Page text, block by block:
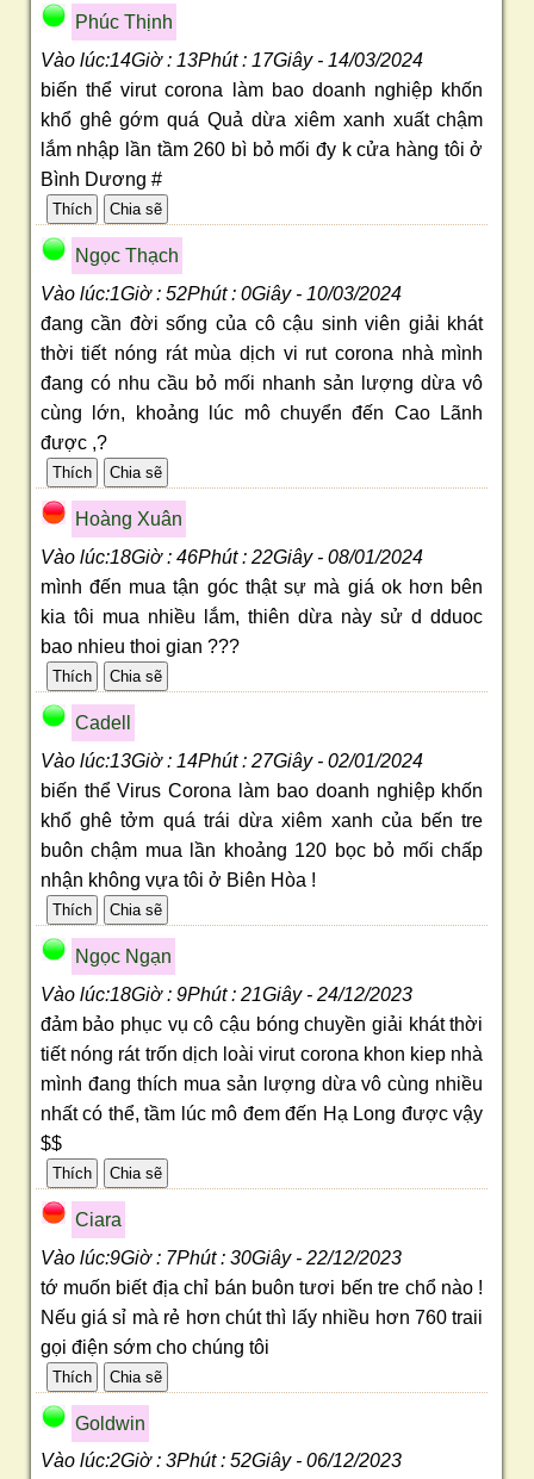
Phúc Thịnh
Vào lúc:14Giờ : 13Phút : 17Giây - 14/03/2024
biến thể virut corona làm bao doanh nghiệp khốn
khổ ghê gớm quá Quả dừa xiêm xanh xuất chậm
lắm nhập lần tầm 260 bì bỏ mối đy k cửa hàng tôi ở
Bình Dương #
Ngọc Thạch
Vào lúc:1Giờ : 52Phút : 0Giây - 10/03/2024
đang cần đời sống của cô cậu sinh viên giải khát
thời tiết nóng rát mùa dịch vi rut corona nhà mình
đang có nhu cầu bỏ mối nhanh sản lượng dừa vô
cùng lớn, khoảng lúc mô chuyển đến Cao Lãnh
được ,?
Hoàng Xuân
Vào lúc:18Giờ : 46Phút : 22Giây - 08/01/2024
mình đến mua tận góc thật sự mà giá ok hơn bên
kia tôi mua nhiều lắm, thiên dừa này sử d dduoc
bao nhieu thoi gian ???
Cadell
Vào lúc:13Giờ : 14Phút : 27Giây - 02/01/2024
biến thể Virus Corona làm bao doanh nghiệp khốn
khổ ghê tởm quá trái dừa xiêm xanh của bến tre
buôn chậm mua lần khoảng 120 bọc bỏ mối chấp
nhận không vựa tôi ở Biên Hòa !
Ngọc Ngạn
Vào lúc:18Giờ : 9Phút : 21Giây - 24/12/2023
đảm bảo phục vụ cô cậu bóng chuyền giải khát thời
tiết nóng rát trốn dịch loài virut corona khon kiep nhà
mình đang thích mua sản lượng dừa vô cùng nhiều
nhất có thể, tầm lúc mô đem đến Hạ Long được vậy
$$
Ciara
Vào lúc:9Giờ : 7Phút : 30Giây - 22/12/2023
tớ muốn biết địa chỉ bán buôn tươi bến tre chổ nào !
Nếu giá sỉ mà rẻ hơn chút thì lấy nhiều hơn 760 traii
gọi điện sớm cho chúng tôi
Goldwin
Vào lúc:2Giờ : 3Phút : 52Giây - 06/12/2023